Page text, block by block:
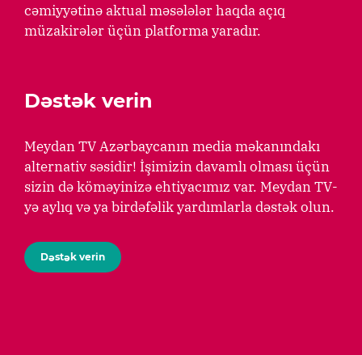
cəmiyyətinə aktual məsələlər haqda açıq
müzakirələr üçün platforma yaradır.
Dəstək verin
Meydan TV Azərbaycanın media məkanındakı
alternativ səsidir! İşimizin davamlı olması üçün
sizin də köməyinizə ehtiyacımız var. Meydan TV-
yə aylıq və ya birdəfəlik yardımlarla dəstək olun.
Dəstək verin